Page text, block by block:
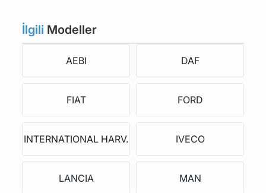
İlgili Modeller
AEBI DAF
FIAT FORD
INTERNATIONAL HARV. IVECO
LANCIA MAN